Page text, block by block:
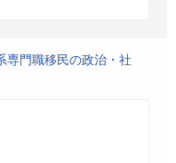
専門職移民の政治・社